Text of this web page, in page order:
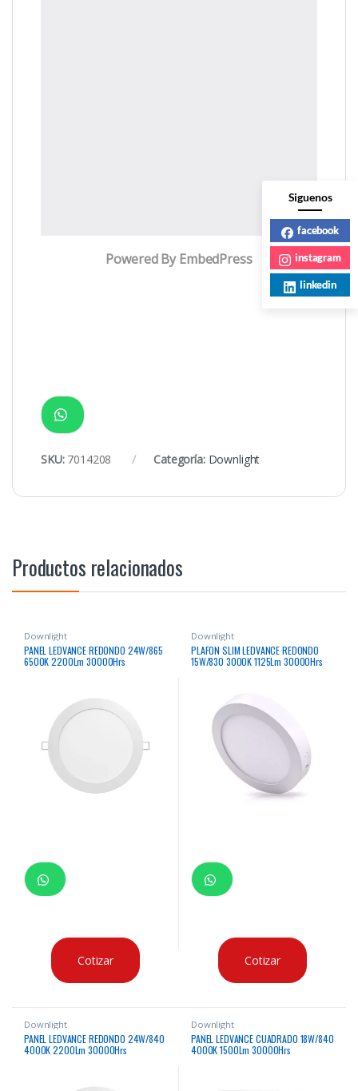
Powered By EmbedPress
SKU: 7014208 Categoría: Downlight
Productos relacionados
Downlight
PANEL LEDVANCE REDONDO 24W/865
6500K 2200Lm 30000Hrs
Cotizar
Downlight
PLAFON SLIM LEDVANCE REDONDO
15W/830 3000K 1125Lm 30000Hrs
Cotizar
Downlight
PANEL LEDVANCE REDONDO 24W/840
4000K 2200Lm 30000Hrs
Downlight
PANEL LEDVANCE CUADRADO 18W/840
4000K 1500Lm 30000Hrs
Siguenos
facebook
instagram
linkedin